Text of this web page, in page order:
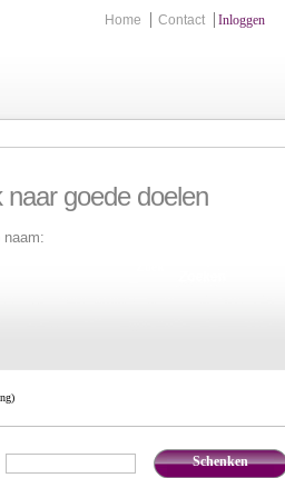
Home Contact Inloggen
naar goede doelen
naam:
Schenken